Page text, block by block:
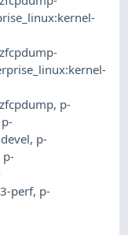
, p-
p-
, p-
p-
perf, p-